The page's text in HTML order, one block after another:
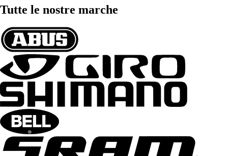
Tutte le nostre marche